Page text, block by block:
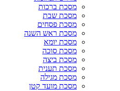
מסכת ברכות
מסכת שבת
מסכת פסחים
מסכת ראש השנה
מסכת יומא
מסכת סוכה
מסכת ביצה
מסכת תענית
מסכת מגילה
מסכת מועד קטן